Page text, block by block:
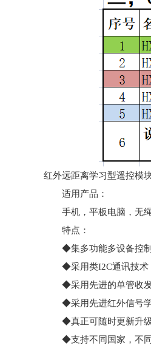
红外远距离学习型遥控模
适用产品：
手机，平板电脑，无绳
特点：
◆集多功能多设备控制
◆采用类I2C通讯技术
◆采用先进的单管收发
◆采用先进红外信号学
◆真正可随时更新升级
◆支持不同国家，不同